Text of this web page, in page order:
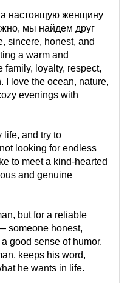
настоящую женщину
мы найдем друг
sincere, honest, and
a warm and
loyalty, respect,
I love the ocean, nature,
evenings with
life, and try to
looking for endless
to meet a kind-hearted
and genuine
but for a reliable
someone honest,
good sense of humor.
keeps his word,
he wants in life.